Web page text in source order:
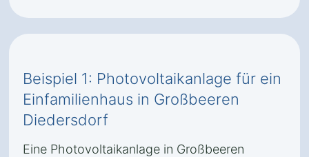
Beispiel 1: Photovoltaikanlage für ein
Einfamilienhaus in Großbeeren
Diedersdorf
Eine Photovoltaikanlage in Großbeeren